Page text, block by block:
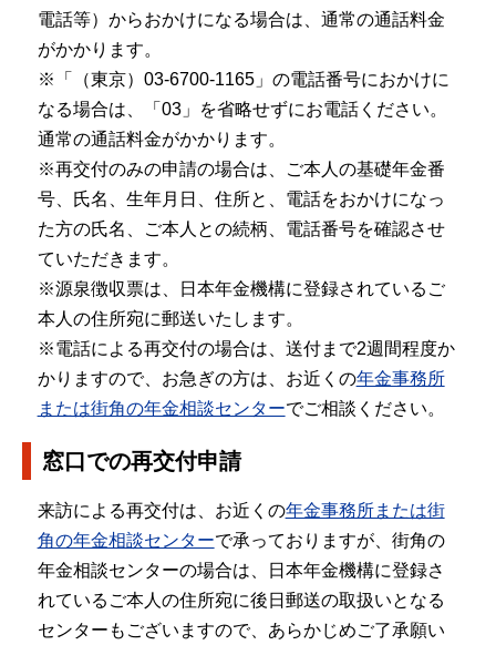
電話等）からおかけになる場合は、通常の通話料金
がかかります。
※「（東京）03-6700-1165」の電話番号におかけに
なる場合は、「03」を省略せずにお電話ください。
通常の通話料金がかかります。
※再交付のみの申請の場合は、ご本人の基礎年金番
号、氏名、生年月日、住所と、電話をおかけになっ
た方の氏名、ご本人との続柄、電話番号を確認させ
ていただきます。
※源泉徴収票は、日本年金機構に登録されているご
本人の住所宛に郵送いたします。
※電話による再交付の場合は、送付まで2週間程度か
かりますので、お急ぎの方は、お近くの年金事務所
または街角の年金相談センターでご相談ください。
窓口での再交付申請
来訪による再交付は、お近くの年金事務所または街
角の年金相談センターで承っておりますが、街角の
年金相談センターの場合は、日本年金機構に登録さ
れているご本人の住所宛に後日郵送の取扱いとなる
センターもございますので、あらかじめご了承願い